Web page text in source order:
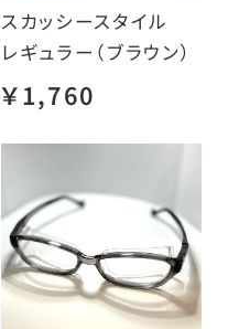
スカッシースタイル
レギュラー（ブラウン）
￥1,760